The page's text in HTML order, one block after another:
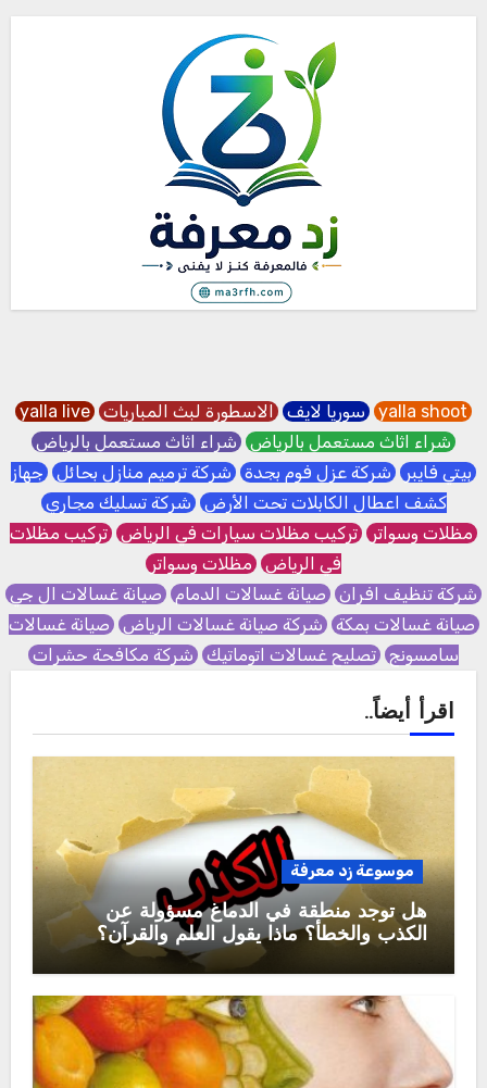
yalla shoot سوريا لايف الاسطورة لبث المباريات yalla live
شراء اثاث مستعمل بالرياض شراء اثاث مستعمل بالرياض
بيتي فايبر شركة عزل فوم بجدة شركة ترميم منازل بحائل جهاز
كشف اعطال الكابلات تحت الأرض شركة تسليك مجاري
مظلات وسواتر تركيب مظلات سيارات في الرياض تركيب مظلات
في الرياض مظلات وسواتر
شركة تنظيف افران صيانة غسالات الدمام صيانة غسالات ال جي
صيانة غسالات بمكة شركة صيانة غسالات الرياض صيانة غسالات
سامسونج تصليح غسالات اتوماتيك شركة مكافحة حشرات
اقرأ أيضاً..
موسوعة زد معرفة
هل توجد منطقة في الدماغ مسؤولة عن
الكذب والخطأ؟ ماذا يقول العلم والقرآن؟